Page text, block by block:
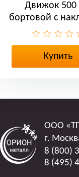
Движок 500
бортовой с
Купить
ООО
г.
8 (800)
8 (495)